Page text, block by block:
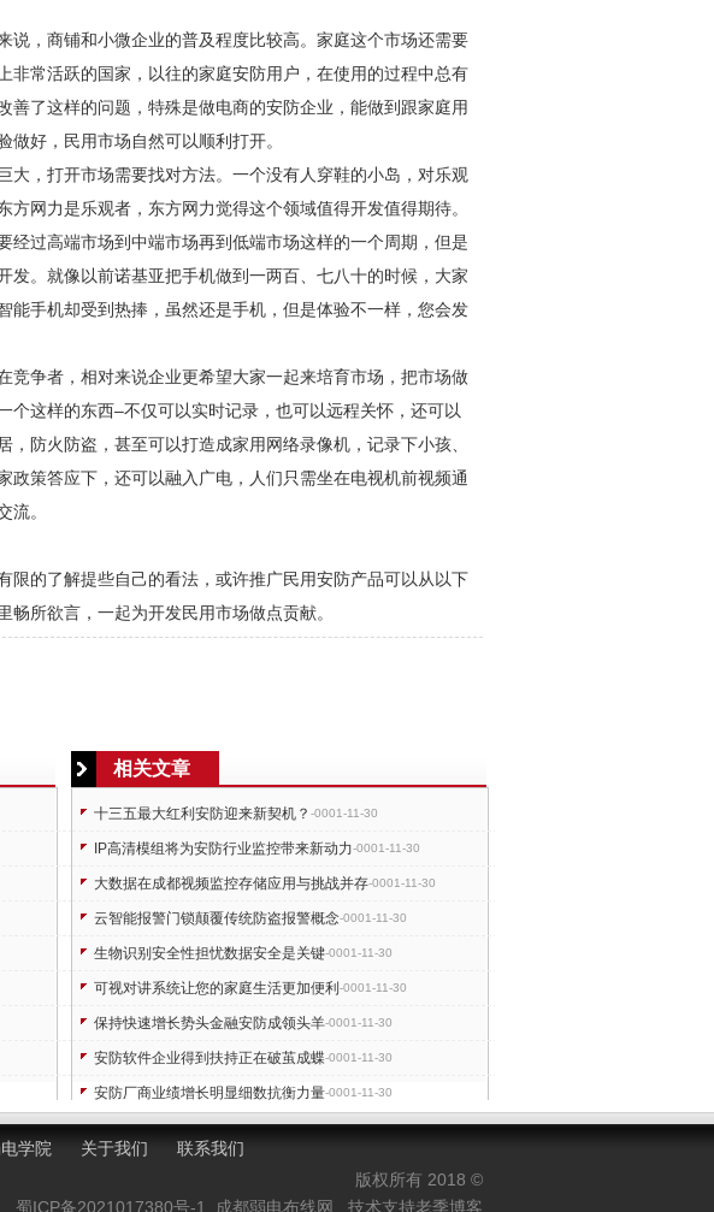
说，商铺和小微企业的普及程度比较高。家庭这个市场还需要
非常活跃的国家，以往的家庭安防用户，在使用的过程中总有
善了这样的问题，特殊是做电商的安防企业，能做到跟家庭用
做好，民用市场自然可以顺利打开。
大，打开市场需要找对方法。一个没有人穿鞋的小岛，对乐观
网力是乐观者，东方网力觉得这个领域值得开发值得期待。
经过高端市场到中端市场再到低端市场这样的一个周期，但是
发。就像以前诺基亚把手机做到一两百、七八十的时候，大家
能手机却受到热捧，虽然还是手机，但是体验不一样，您会发
竞争者，相对来说企业更希望大家一起来培育市场，把市场做
个这样的东西–不仅可以实时记录，也可以远程关怀，还可以
防火防盗，甚至可以打造成家用网络录像机，记录下小孩、
政策答应下，还可以融入广电，人们只需坐在电视机前视频通
流。
限的了解提些自己的看法，或许推广民用安防产品可以从以下
所欲言，一起为开发民用市场做点贡献。
相关文章
十三五最大红利安防迎来新契机？ -0001-11-30
IP高清模组将为安防行业监控带来新动力-0001-11-30
大数据在成都视频监控存储应用与挑战并存-0001-11-30
云智能报警门锁颠覆传统防盗报警概念-0001-11-30
生物识别安全性担忧数据安全是关键-0001-11-30
可视对讲系统让您的家庭生活更加便利 -0001-11-30
保持快速增长势头金融安防成领头羊-0001-11-30
安防软件企业得到扶持正在破茧成蝶-0001-11-30
安防厂商业绩增长明显细数抗衡力量-0001-11-30
用创新点亮安防精工制造崛起之路-0001-11-30
学院 关于我们
联系我们
版权所有 2018 ©
蜀ICP备2021017380号-1
成都弱电布线网 技术支持老季博客